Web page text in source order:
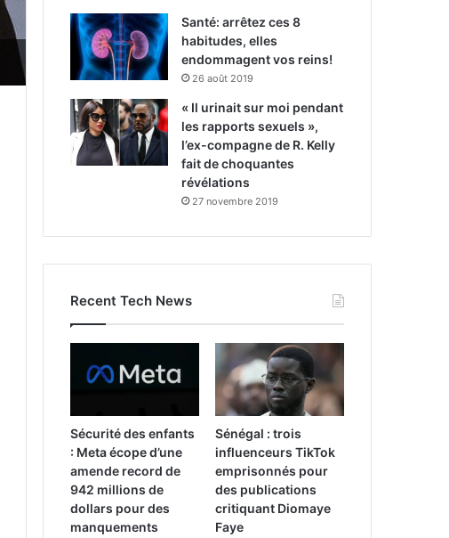
Santé: arrêtez ces 8
habitudes, elles
endommagent vos reins!
26 août 2019
« Il urinait sur moi pendant
les rapports sexuels »,
l’ex-compagne de R. Kelly
fait de choquantes
révélations
27 novembre 2019
Recent Tech News
Sécurité des enfants
: Meta écope d’une
amende record de
942 millions de
dollars pour des
manquements
Sénégal : trois
influenceurs TikTok
emprisonnés pour
des publications
critiquant Diomaye
Faye